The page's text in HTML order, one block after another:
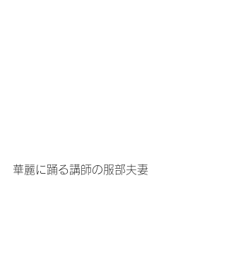
華麗に踊る講師の服部夫妻